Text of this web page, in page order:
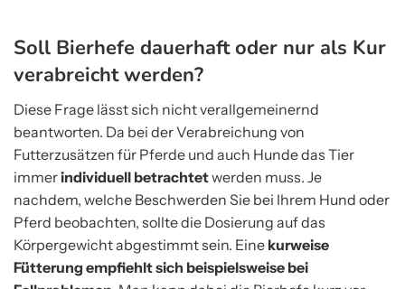
Soll Bierhefe dauerhaft oder nur als Kur
verabreicht werden?
Diese Frage lässt sich nicht verallgemeinernd
beantworten. Da bei der Verabreichung von
Futterzusätzen für Pferde und auch Hunde das Tier
immerindividuell betrachtetwerden muss. Je
nachdem, welche Beschwerden Sie bei Ihrem Hund oder
Pferd beobachten, sollte die Dosierung auf das
Körpergewicht abgestimmt sein. Eine kurweise
Fütterung empfiehlt sich beispielsweise bei